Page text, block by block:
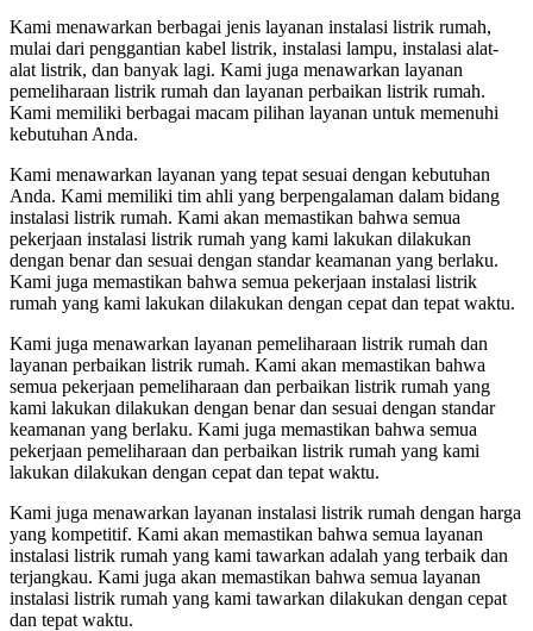
Kami menawarkan berbagai jenis layanan instalasi listrik rumah,
mulai dari penggantian kabel listrik, instalasi lampu, instalasi alat-
alat listrik, dan banyak lagi. Kami juga menawarkan layanan
pemeliharaan listrik rumah dan layanan perbaikan listrik rumah.
Kami memiliki berbagai macam pilihan layanan untuk memenuhi
kebutuhan Anda.
Kami menawarkan layanan yang tepat sesuai dengan kebutuhan
Anda. Kami memiliki tim ahli yang berpengalaman dalam bidang
instalasi listrik rumah. Kami akan memastikan bahwa semua
pekerjaan instalasi listrik rumah yang kami lakukan dilakukan
dengan benar dan sesuai dengan standar keamanan yang berlaku.
Kami juga memastikan bahwa semua pekerjaan instalasi listrik
rumah yang kami lakukan dilakukan dengan cepat dan tepat waktu.
Kami juga menawarkan layanan pemeliharaan listrik rumah dan
layanan perbaikan listrik rumah. Kami akan memastikan bahwa
semua pekerjaan pemeliharaan dan perbaikan listrik rumah yang
kami lakukan dilakukan dengan benar dan sesuai dengan standar
keamanan yang berlaku. Kami juga memastikan bahwa semua
pekerjaan pemeliharaan dan perbaikan listrik rumah yang kami
lakukan dilakukan dengan cepat dan tepat waktu.
Kami juga menawarkan layanan instalasi listrik rumah dengan harga
yang kompetitif. Kami akan memastikan bahwa semua layanan
instalasi listrik rumah yang kami tawarkan adalah yang terbaik dan
terjangkau. Kami juga akan memastikan bahwa semua layanan
instalasi listrik rumah yang kami tawarkan dilakukan dengan cepat
dan tepat waktu.